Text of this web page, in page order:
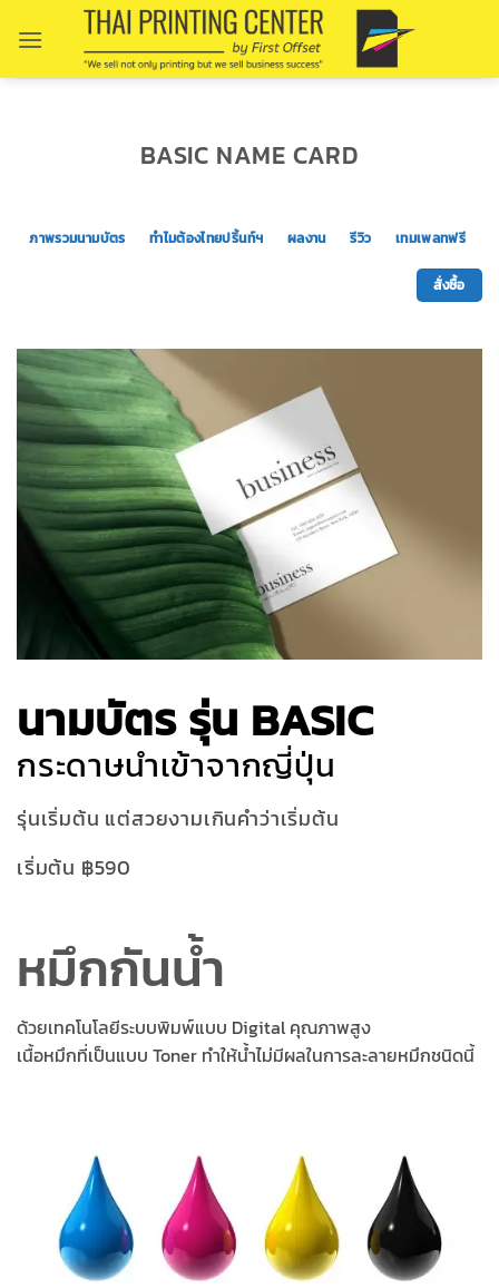
BASIC NAME CARD
ภาพรวมนามบัตร ทำไมต้องไทยปริ้นท์ฯ ผลงาน รีวิว เทมเพลทฟรี
สั่งซื้อ
นามบัตร รุ่น BASIC
กระดาษนำเข้าจากญี่ปุ่น
รุ่นเริ่มต้น แต่สวยงามเกินคำว่าเริ่มต้น
เริ่มต้น ฿590
หมึกกันน้ำ
ด้วยเทคโนโลยีระบบพิมพ์แบบ Digital คุณภาพสูง
เนื้อหมึกที่เป็นแบบ Toner ทำให้น้ำไม่มีผลในการละลายหมึกชนิดนี้